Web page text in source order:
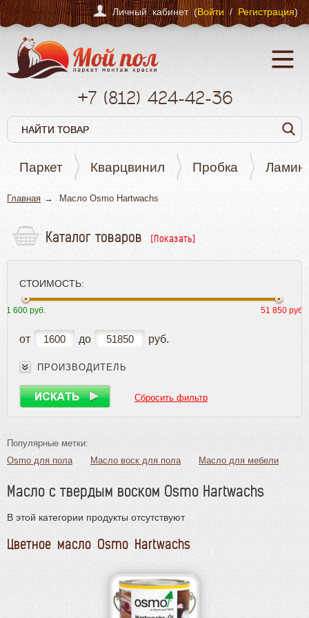
Личный кабинет (Войти/Регистрация)
+7 (812) 424-42-36
Паркет Кварцвинил Пробка
Главная Масло Osmo Hartwachs
Каталог товаров
Паркет
Ламинат
Паркетная химия
Интерьерные решения
Масла и воски
Инструмент и расходные материалы
СТОИМОСТЬ:
1 600 руб. 51 850 руб.
от до руб.
ПРОИЗВОДИТЕЛЬ
Сбросить фильтр
Популярные метки:
Osmo для пола
Масло воск для пола
Масло для мебели
Масло для дерева
NeoOil
Воск для мебели
Масло Saicos
Osmo Hartwachs Масло для лестницы
Масло с твердым воском Osmo Hartwachs
В этой категории продукты отсутствуют
Цветное масло Osmo Hartwachs